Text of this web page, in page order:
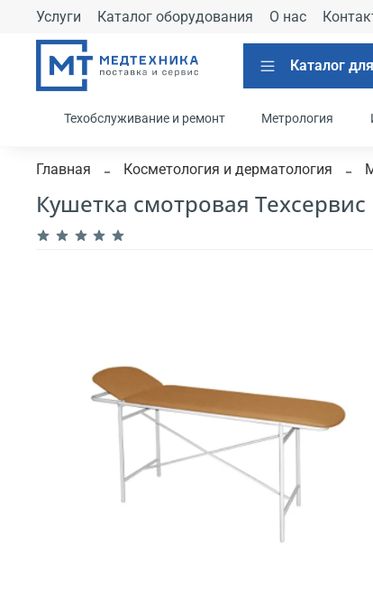
Услуги Каталог оборудования О нас
Каталог
Техобслуживание и ремонт Метрология
Главная Косметология и дерматология
Кушетка смотровая